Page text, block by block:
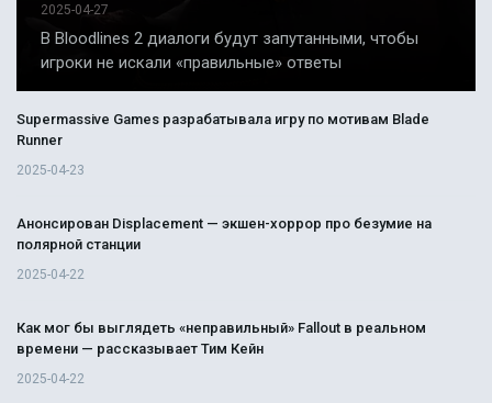
2025-04-27
В Bloodlines 2 диалоги будут запутанными, чтобы
игроки не искали «правильные» ответы
Supermassive Games разрабатывала игру по мотивам Blade
Runner
2025-04-23
Анонсирован Displacement — экшен-хоррор про безумие на
полярной станции
2025-04-22
Как мог бы выглядеть «неправильный» Fallout в реальном
времени — рассказывает Тим Кейн
2025-04-22